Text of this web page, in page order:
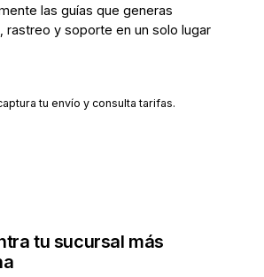
las guías que generas
rastreo y soporte en un solo lugar
tu envío y consulta tarifas.
tu sucursal más